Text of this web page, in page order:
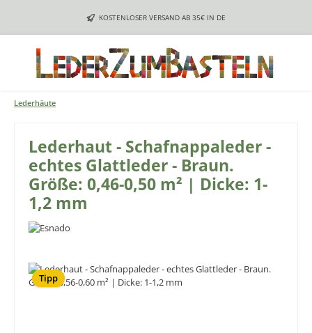
Zum Hauptinhalt springenKOSTENLOSER VERSAND AB 35€ IN DE
Lederhäute
Lederhaut - Schafnappaleder -
echtes Glattleder - Braun.
Größe: 0,46-0,50 m² | Dicke: 1-
1,2 mm
Bildergalerie überspringen
Tipp